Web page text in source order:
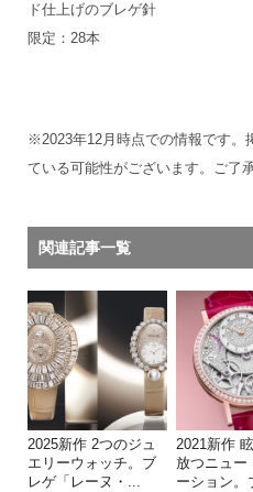
ド仕上げのブレゲ針
限定：28本
※2023年12月時点での情報です。
ている可能性がございます。ご了
関連記事一覧
2025新作 2つのジュ
エリーウォッチ。ブ
レゲ「レーヌ・...
2021新作
放つニュー
ーション。